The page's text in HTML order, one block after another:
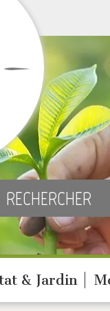
& Jardin